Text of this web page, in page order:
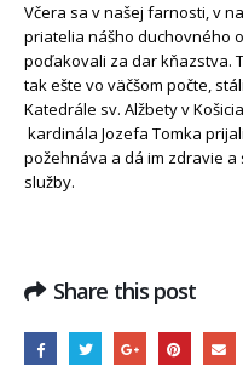
Včera sa v našej farnosti, v
priatelia nášho duchovného
poďakovali za dar kňazstva.
tak ešte vo väčšom počte,
Katedrále sv. Alžbety v
kardinála Jozefa Tomka
požehnáva a dá im zdravie
služby.
Share this post